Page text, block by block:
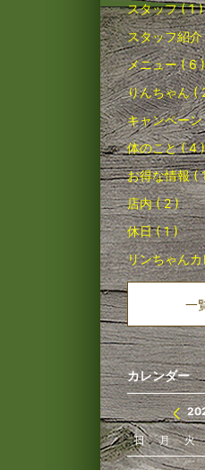
スタッフ ( 1 )
スタッフ紹
メニュー ( 6 )
りんちゃん (
キャンペー
体のこと ( 4 )
お得な情報 (
店内 ( 2 )
休日 ( 1 )
リンちゃん
一
カレンダー
日 月 火